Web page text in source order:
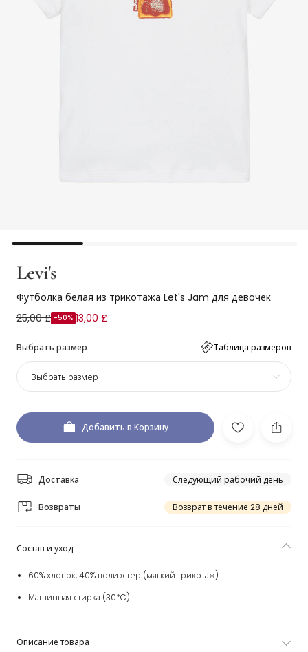
Levi's
Футболка белая из трикотажа Let's Jam для девочек
25,00 £ -50% 13,00 £
Выбрать размер Таблица размеров
Выбрать размер
Добавить в Корзину
Доставка Следующий рабочий день
Возвраты Возврат в течение 28 дней
Состав и уход
60% хлопок, 40% полиэстер (мягкий трикотаж)
Машинная стирка (30*C)
Описание товара